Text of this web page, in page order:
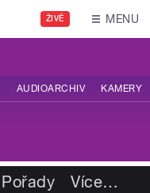
ŽIVĚ MENU
AUDIOARCHIV KAMERY
Pořady Více…